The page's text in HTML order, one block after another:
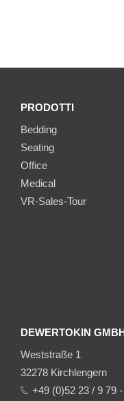
PRODOTTI
Bedding
Seating
Office
Medical
VR-Sales-Tour
DEWERTOKIN GMBH
Weststraße 1
32278 Kirchlengern
+49 (0)52 23 / 9 79